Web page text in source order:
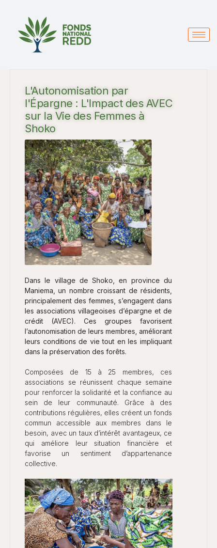
L'Autonomisation par
l'Épargne : L'Impact des AVEC
sur la Vie des Femmes à
Shoko
Dans le village de Shoko, en province du
Maniema, un nombre croissant de résidents,
principalement des femmes, s’engagent dans
les associations villageoises d’épargne et de
crédit (AVEC). Ces groupes favorisent
l’autonomisation de leurs membres, améliorant
leurs conditions de vie tout en les impliquant
dans la préservation des forêts.
Composées de 15 à 25 membres, ces
associations se réunissent chaque semaine
pour renforcer la solidarité et la confiance au
sein de leur communauté. Grâce à des
contributions régulières, elles créent un fonds
commun accessible aux membres dans le
besoin, avec un taux d’intérêt avantageux, ce
qui améliore leur situation financière et
favorise un sentiment d’appartenance
collective.